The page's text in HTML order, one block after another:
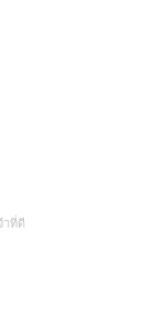
ำที่ดี